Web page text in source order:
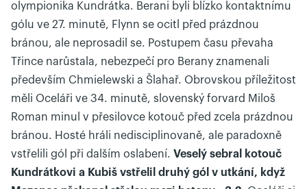
olympionika Kundrátka. Berani byli blízko kontaktnímu
gólu ve 27. minutě, Flynn se ocitl před prázdnou
bránou, ale neprosadil se. Postupem času převaha
Třince narůstala, nebezpečí pro Berany znamenali
především Chmielewski a Šlahař. Obrovskou příležitost
měli Oceláři ve 34. minutě, slovenský forvard Miloš
Roman minul v přesilovce kotouč před zcela prázdnou
bránou. Hosté hráli nedisciplinovaně, ale paradoxně
vstřelili gól při dalším oslabení. Veselý sebral kotouč
Kundrátkovi a Kubiš vstřelil druhý gól v utkání, když